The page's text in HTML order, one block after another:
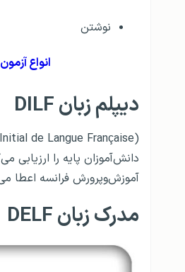
نوشتن
انواع
دیپلم زبان DILF
آموزش‌وپرورش فرانسه اعطا
مدرک زبان DELF